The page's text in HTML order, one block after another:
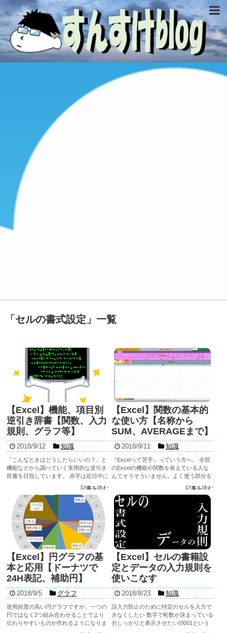
「セルの書式設定 」 一覧
【Excel】機能、項目別
逆引き辞書【関数、入力
規則、グラフ等】
2018/9/12 知識
「こんなときはどうしたらいいの？」と
機能などから調べていく実用的な逆引き
辞書を目指しています。 赤字は近日中に
Excel全般の...
記事を読む
【Excel】関数の基本的
な使い方【名称から
SUM、AVERAGEまで】
2018/9/11 知識
『Excelって苦手』っていう方へ。 全部
のExcelの機能や関数を覚えている人な
んてそうそういません。よく使う部分を
際にExcelファイルを開きながらのほう
がいいと思い...
記事を読む
【Excel】円グラフの基
本と応用【ドーナツで
24H表記、補助円】
2018/9/5 グラフ
使用頻度の高い円グラフですが、一つの
円ではなく2つ組み合わせることでより
伝わりやすいものが作れるようになりま
【Excel】セルの書籍設
定とデータの入力規則を
使いこなす
2018/8/23 知識
誤入力防止のために特定のセルを入力で
きなくしたい 数字で桁数が決まっている
分しっかりと表示させたい(0001という